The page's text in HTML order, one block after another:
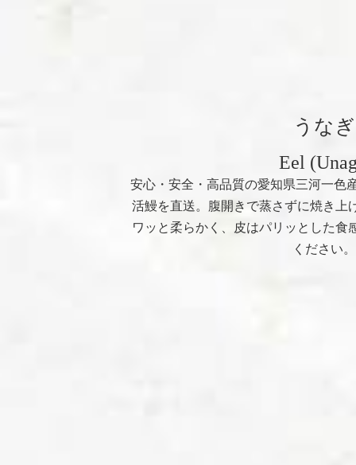
うなぎ
Eel
安心・安全・高品質の​愛知県三河一色
活鰻を直送。腹開きで蒸さずに焼き上
ワッと柔らかく、皮はパリッとした食
ください。